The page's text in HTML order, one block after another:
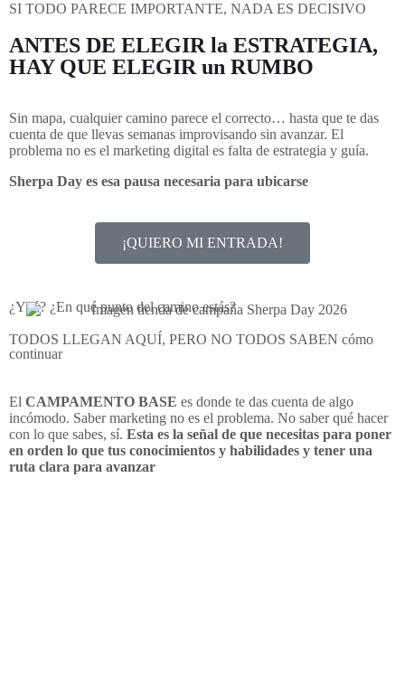
SI TODO PARECE IMPORTANTE, NADA ES DECISIVO
ANTES DE ELEGIR la ESTRATEGIA,
HAY QUE ELEGIR un RUMBO
Sin mapa, cualquier camino parece el correcto… hasta que te das
cuenta de que llevas semanas improvisando sin avanzar. El
problema no es el marketing digital es falta de estrategia y guía.
Sherpa Day es esa pausa necesaria para ubicarse
¡QUIERO MI ENTRADA!
¿Y tú? ¿En qué punto del camino estás?
TODOS LLEGAN AQUÍ, PERO NO TODOS SABEN cómo
continuar
El CAMPAMENTO BASE es donde te das cuenta de algo
incómodo. Saber marketing no es el problema. No saber qué hacer
con lo que sabes, sí. Esta es la señal de que necesitas para poner
en orden lo que tus conocimientos y habilidades y tener una
ruta clara para avanzar